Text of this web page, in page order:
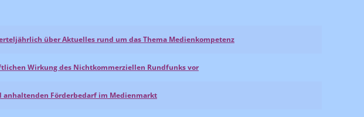
über Aktuelles rund um das Thema Medienkompetenz
Wirkung des Nichtkommerziellen Rundfunks vor
anhaltenden Förderbedarf im Medienmarkt